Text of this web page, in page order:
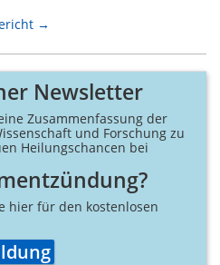
→
Newsletter
Zusammen­fassung der
und Forschung zu
Heilungs­chancen bei
hier für den kostenlosen